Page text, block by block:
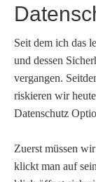
Seit dem ich das
und dessen
vergangen.
riskieren wir
Datenschutz
Zuerst müssen
klickt man auf